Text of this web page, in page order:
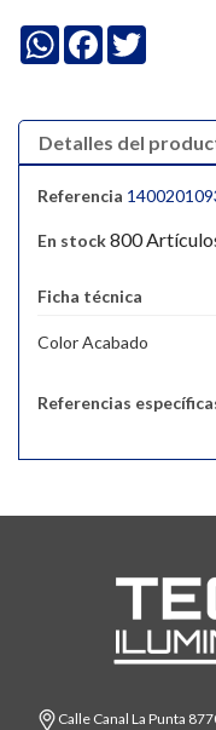
WhatsApp
Facebook
Detalles del
Referencia
En stock800
Ficha técnica
Color Acabado
Referencias
Calle Canal La Punta